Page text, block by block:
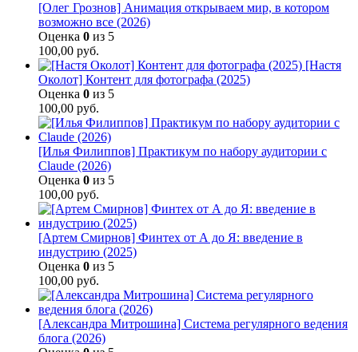
[Олег Грознов] Анимация открываем мир, в котором
возможно все (2026)
Оценка 0 из 5
100,00 руб.
[Настя
Околот] Контент для фотографа (2025)
Оценка 0 из 5
100,00 руб.
[Илья Филиппов] Практикум по набору аудитории с
Claude (2026)
Оценка 0 из 5
100,00 руб.
[Артем Смирнов] Финтех от А до Я: введение в
индустрию (2025)
Оценка 0 из 5
100,00 руб.
[Александра Митрошина] Система регулярного ведения
блога (2026)